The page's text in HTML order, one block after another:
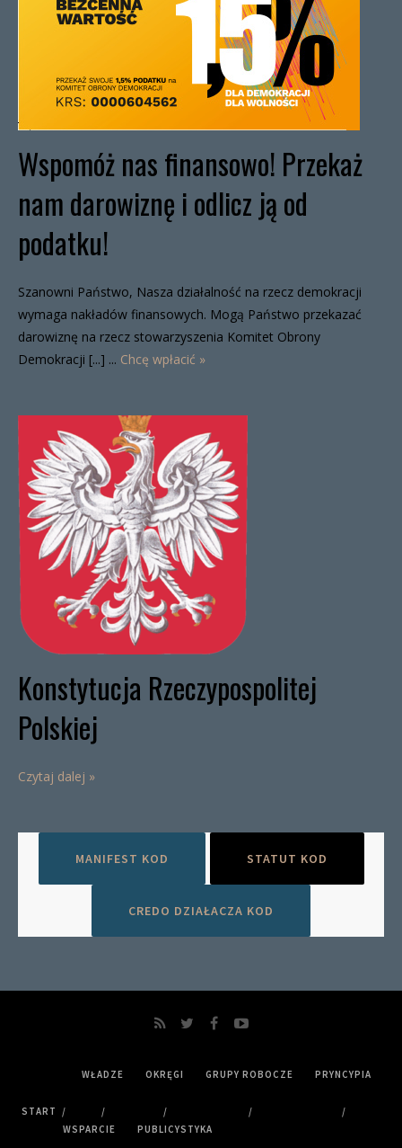
Wspomóż nas finansowo! Przekaż
nam darowiznę i odlicz ją od
podatku!
Szanowni Państwo, Nasza działalność na rzecz demokracji
wymaga nakładów finansowych. Mogą Państwo przekazać
darowiznę na rzecz stowarzyszenia Komitet Obrony
Demokracji [...] ... Chcę wpłacić »
Konstytucja Rzeczypospolitej
Polskiej
Czytaj dalej »
MANIFEST KOD STATUT KOD
CREDO DZIAŁACZA KOD
START
WŁADZE OKRĘGI GRUPY ROBOCZE PRYNCYPIA
WSPARCIE PUBLICYSTYKA